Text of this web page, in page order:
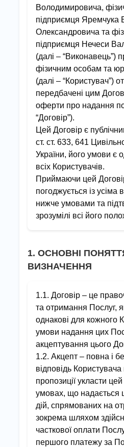
Володимировича,
підприємця Яремчука
Олександровича та
підприємця Нечеси
(далі – “Виконавець”)
фізичним особам та
(далі – “Користувач”)
передбачені цим
оферти про надання
“Договір”).
Цей Договір є
ст. ст. 633, 641
України, його умови є
всіх Користувачів.
Приймаючи цей
погоджується із усіма
нижче умовами та
зрозумілі всі його
1. ОСНОВНІ
ВИЗНАЧЕННЯ
1.1. Договір – це
та отримання Послуг,
однакові для кожного
умови надання цих
акцептування цього
1.2. Акцепт – повна і
відповідь
пропозиції укласти
умовах, що надається
дій, спрямованих на
зокрема шляхом
часткової оплати
першого платежу за